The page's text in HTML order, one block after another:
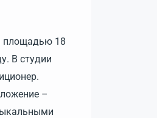
площадью 18
В студии
–